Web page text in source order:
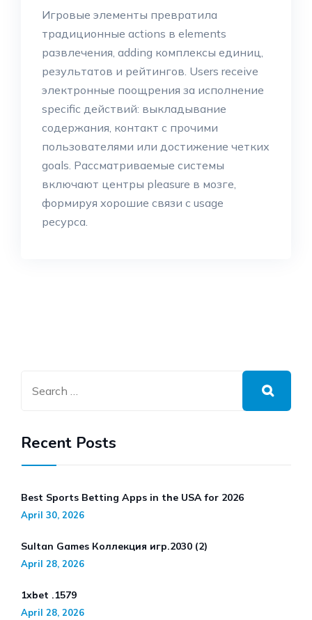
Игровые элементы превратила
традиционные actions в elements
развлечения, adding комплексы единиц,
результатов и рейтингов. Users receive
электронные поощрения за исполнение
specific действий: выкладывание
содержания, контакт с прочими
пользователями или достижение четких
goals. Рассматриваемые системы
включают центры pleasure в мозге,
формируя хорошие связи с usage
ресурса.
Recent Posts
Best Sports Betting Apps in the USA for 2026
April 30, 2026
Sultan Games Коллекция игр.2030 (2)
April 28, 2026
1xbet .1579
April 28, 2026